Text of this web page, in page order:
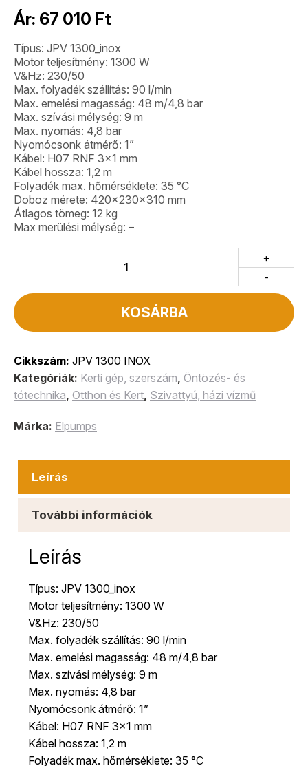
Ár: 67 010 Ft
Típus: JPV 1300_inox
Motor teljesítmény: 1300 W
V&Hz: 230/50
Max. folyadék szállítás: 90 l/min
Max. emelési magasság: 48 m/4,8 bar
Max. szívási mélység: 9 m
Max. nyomás: 4,8 bar
Nyomócsonk átmérő: 1”
Kábel: H07 RNF 3×1 mm
Kábel hossza: 1,2 m
Folyadék max. hőmérséklete: 35 °C
Doboz mérete: 420x230x310 mm
Átlagos tömeg: 12 kg
Max merülési mélység: –
-
+
KOSÁRBA
Cikkszám: JPV 1300 INOX
Kategóriák: Kerti gép, szerszám, Öntözés- és
tótechnika, Otthon és Kert, Szivattyú, házi vízmű
Márka: Elpumps
Leírás
További információk
Leírás
Típus: JPV 1300_inox
Motor teljesítmény: 1300 W
V&Hz: 230/50
Max. folyadék szállítás: 90 l/min
Max. emelési magasság: 48 m/4,8 bar
Max. szívási mélység: 9 m
Max. nyomás: 4,8 bar
Nyomócsonk átmérő: 1”
Kábel: H07 RNF 3×1 mm
Kábel hossza: 1,2 m
Folyadék max. hőmérséklete: 35 °C